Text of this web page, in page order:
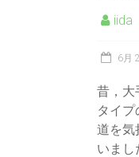
iida
6月
昔，大
タイ
道を気
いまし